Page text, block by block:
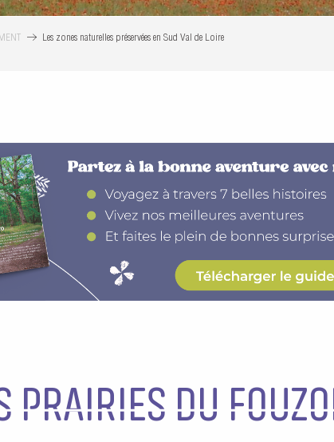
Les zones naturelles préservées en Sud Val de Loire
PRAIRIES DU